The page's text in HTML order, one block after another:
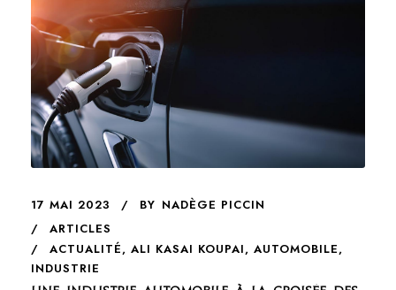
17 MAI 2023 BY NADÈGE PICCIN
ARTICLES
ACTUALITÉ, ALI KASAI KOUPAI, AUTOMOBILE,
INDUSTRIE